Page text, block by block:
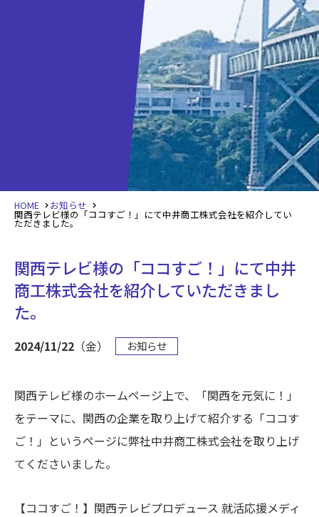
HOME お知らせ
関西テレビ様の「ココすご！」にて中井商工株式会社を紹介してい
ただきました。
関西テレビ様の「ココすご！」にて中井
商工株式会社を紹介していただきまし
た。
2024/11/22 （金） お知らせ
関西テレビ様のホームページ上で、「関西を元気に！」
をテーマに、関西の企業を取り上げて紹介する「ココす
ご！」というページに弊社中井商工株式会社を取り上げ
てくださいました。
【ココすご！】関西テレビプロデュース 就活応援メディ